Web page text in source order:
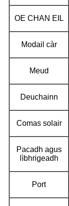
OE CHAN EIL
Modail càr
Meud
Deuchainn
Comas solair
Pacadh agus
lìbhrigeadh
Port